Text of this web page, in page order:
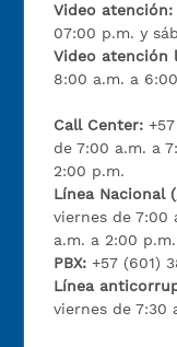
Video atención:
07:00 p.m. y
Video atención
8:00 a.m. a
Call Center:
de 7:00 a.m. a
2:00 p.m.
Línea Nacional
viernes de 7:00
a.m. a 2:00 p.m.
PBX:+57 (601)
Línea
viernes de 7:30